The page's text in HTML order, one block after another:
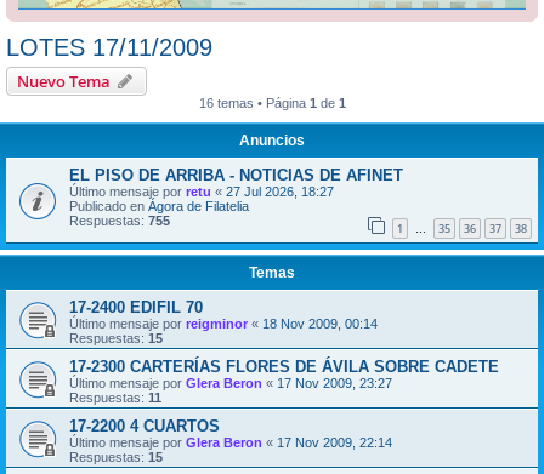
LOTES 17/11/2009
Nuevo Tema
16 temas • Página 1 de 1
Anuncios
EL PISO DE ARRIBA - NOTICIAS DE AFINET
Último mensaje por retu « 27 Jul 2026, 18:27
Publicado en Ágora de Filatelia
Respuestas: 755 1 … 35 36 37 38
Temas
17-2400 EDIFIL 70
Último mensaje por reigminor « 18 Nov 2009, 00:14
Respuestas: 15
17-2300 CARTERÍAS FLORES DE ÁVILA SOBRE CADETE
Último mensaje por Glera Beron « 17 Nov 2009, 23:27
Respuestas: 11
17-2200 4 CUARTOS
Último mensaje por Glera Beron « 17 Nov 2009, 22:14
Respuestas: 15